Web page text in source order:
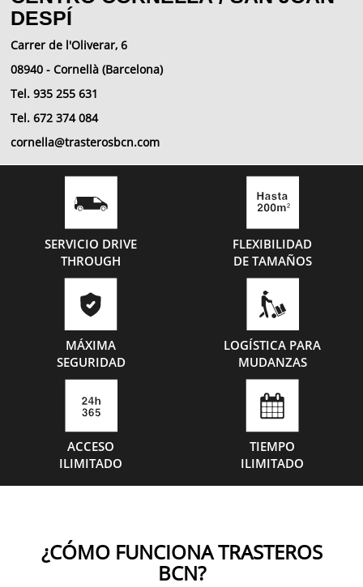
DESPÍ
Carrer de l'Oliverar, 6
08940 - Cornellà (Barcelona)
Tel. 935 255 631
Tel. 672 374 084
cornella@trasterosbcn.com
SERVICIO DRIVE
THROUGH
FLEXIBILIDAD
DE TAMAÑOS
MÁXIMA
SEGURIDAD
LOGÍSTICA PARA
MUDANZAS
ACCESO
ILIMITADO
TIEMPO
ILIMITADO
¿CÓMO FUNCIONA TRASTEROS
BCN?